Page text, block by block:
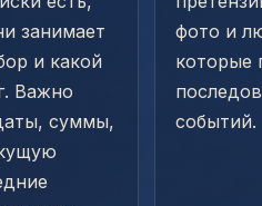
занимает
и какой
Важно
суммы,
фото и
которые
событий.